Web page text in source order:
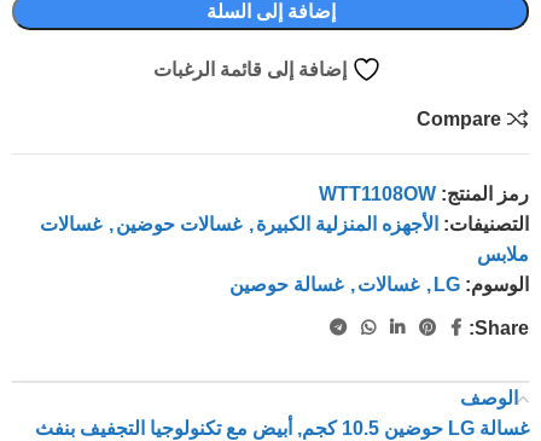
إضافة إلى السلة
إضافة إلى قائمة الرغبات
Compare
رمز المنتج: WTT1108OW
التصنيفات: الأجهزه المنزلية الكبيرة, غسالات حوضين, غسالات
ملابس
الوسوم: LG
, غسالات, غسالة حوصين
Share:
الوصف
غسالة LG حوضين 10.5 كجم, أبيض مع تكنولوجيا التجفيف بنفث